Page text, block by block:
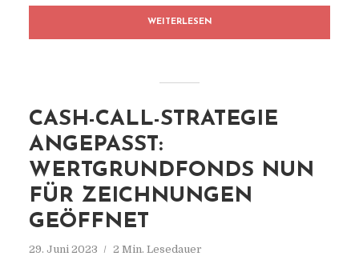
WEITERLESEN
CASH-CALL-STRATEGIE
ANGEPASST:
WERTGRUNDFONDS NUN
FÜR ZEICHNUNGEN
GEÖFFNET
29. Juni 2023 2 Min. Lesedauer